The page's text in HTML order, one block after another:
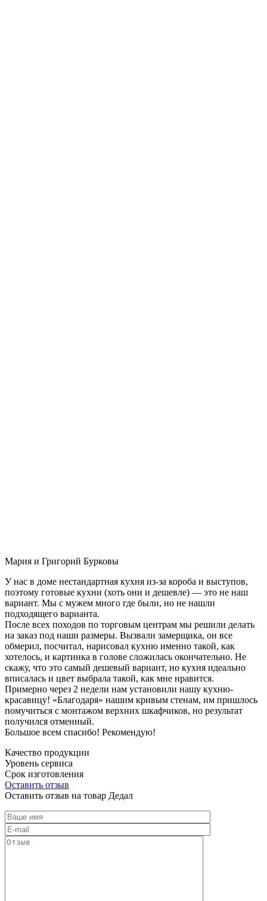
Мария и Григорий Бурковы
У нас в доме нестандартная кухня из-за короба и выступов,
поэтому готовые кухни (хоть они и дешевле) — это не наш
вариант. Мы с мужем много где были, но не нашли
подходящего варианта.
После всех походов по торговым центрам мы решили делать
на заказ под наши размеры. Вызвали замерщика, он все
обмерил, посчитал, нарисовал кухню именно такой, как
хотелось, и картинка в голове сложилась окончательно. Не
скажу, что это самый дешевый вариант, но кухня идеально
вписалась и цвет выбрала такой, как мне нравится.
Примерно через 2 недели нам установили нашу кухню-
красавицу! «Благодаря» нашим кривым стенам, им пришлось
помучиться с монтажом верхних шкафчиков, но результат
получился отменный.
Большое всем спасибо! Рекомендую!
Качество продукции
Уровень сервиса
Срок изготовления
Оставить отзыв
Оставить отзыв на товар Дедал